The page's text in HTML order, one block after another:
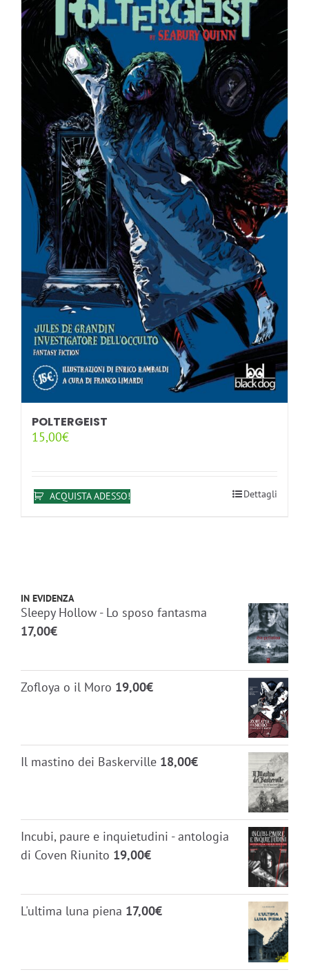
POLTERGEIST
15,00€
ACQUISTA ADESSO! Dettagli
IN EVIDENZA
Sleepy Hollow - Lo sposo fantasma
17,00€
Zofloya o il Moro 19,00€
Il mastino dei Baskerville 18,00€
Incubi, paure e inquietudini - antologia
di Coven Riunito 19,00€
L'ultima luna piena 17,00€